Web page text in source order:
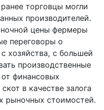
торговцы могли
производителей.
цены фермеры
переговоры о
хозяйства, с большей
производственные
финансовых
в качестве залога
рыночных стоимостей.